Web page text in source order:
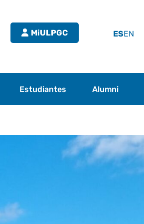
MiULPGC EN
ES
Estudiantes Alumni